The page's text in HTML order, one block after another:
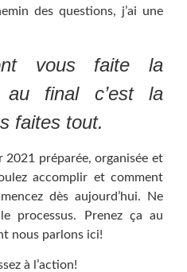
des questions, j’ai une
vous faite la
au final c’est la
faites tout.
2021 préparée, organisée et
accomplir et comment
dès aujourd’hui. Ne
processus. Prenez ça au
nous parlons ici!
à l’action!